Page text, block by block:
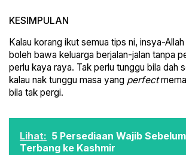
KESIMPULAN
Kalau korang ikut semua tips ni, insya-
boleh bawa keluarga berjalan-jalan tanpa
perlu kaya raya. Tak perlu tunggu bila dah
kalau nak tunggu masa yang perfect
bila tak pergi.
Lihat: 5 Persediaan Wajib Sebelum
Terbang ke Kashmir